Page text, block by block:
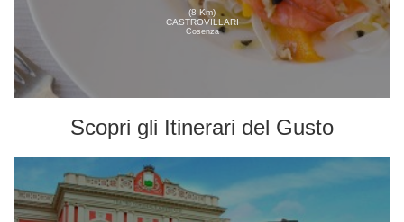
(8 Km)
CASTROVILLARI
Cosenza
Scopri gli Itinerari del Gusto